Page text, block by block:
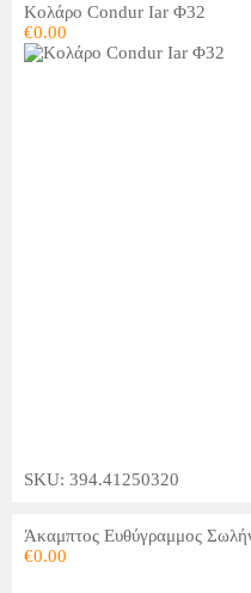
Κολάρο Condur Iar Φ32
€0.00
SKU: 394.41250320
Άκαμπτος Ευθύγραμμος
€0.00